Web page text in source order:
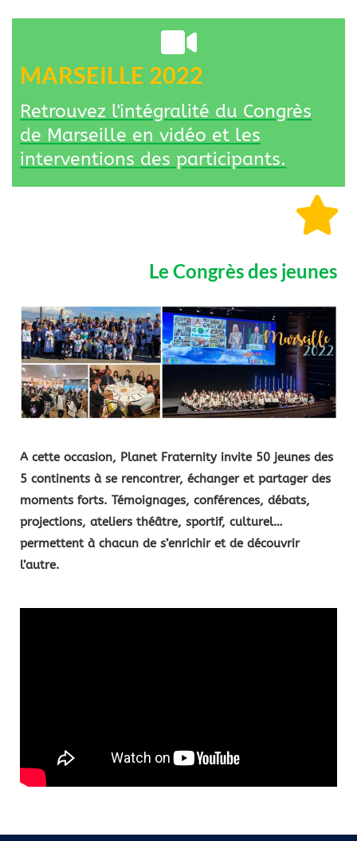
MARSEILLE 2022
Retrouvez l'intégralité du Congrès
de Marseille en vidéo et les
interventions des participants.
Le Congrès des jeunes
A cette occasion, Planet Fraternity invite 50 jeunes des
5 continents à se rencontrer, échanger et partager des
moments forts. Témoignages, conférences, débats,
projections, ateliers théâtre, sportif, culturel…
permettent à chacun de s’enrichir et de découvrir
l’autre.